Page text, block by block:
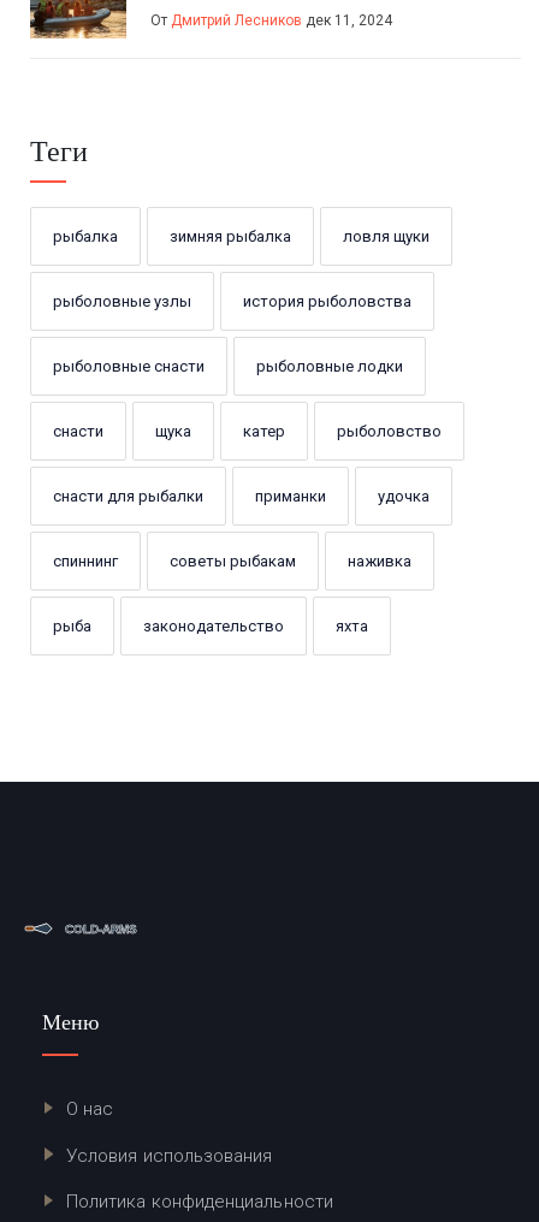
От Дмитрий Лесников дек 11, 2024
Теги
рыбалка зимняя рыбалка ловля щуки
рыболовные узлы история рыболовства
рыболовные снасти рыболовные лодки
снасти щука катер рыболовство
снасти для рыбалки приманки удочка
спиннинг советы рыбакам наживка
рыба законодательство яхта
Меню
О нас
Условия использования
Политика конфиденциальности